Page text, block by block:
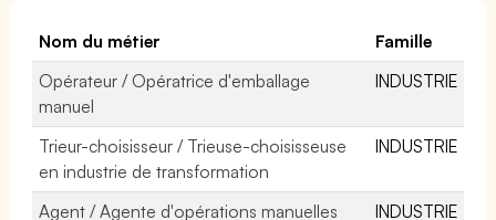
Nom du métier
Famille
Opérateur / Opératrice d'emballage
manuel
INDUSTRIE
Trieur-choisisseur / Trieuse-choisisseuse
en industrie de transformation
INDUSTRIE
Agent / Agente d'opérations manuelles INDUSTRIE